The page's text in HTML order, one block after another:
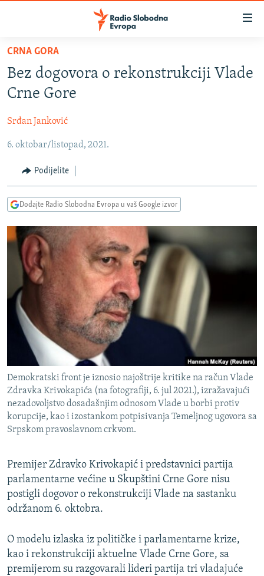
Pređite
glavni
sadržaj
na
navigaciju
Pređite
pretragu
VIJESTI
BOSNA I HERCEGOVINA
KOSOVO
CRNA GORA
VIZUELNO
FOTOGALERIJE
INFOGRAFIKE
PODCASTI
RAT U UKRAJINI
KINA NA BALKANU
RSE PRIČE IZ SVIJETA
ISPRIČAJ MI
DNEVNO@RSE
SPECIJALI RSE
VIŠE OD NASLOVA
GENOCID U SREBRENICI
POPLAVE I KLIZIŠTA U BIH 2024.
TV LIBERTY
POST SCRIPTUM
TRI DECENIJE OD RATA U BIH
SVE KARTE DEJTONA
NASTANAK I RASPAD JUGOSLAVIJE
PRATITE NAS
Sve RFE/RL stranice
CRNA GORA
Bez dogovora o rekonstrukciji Vlade
Crne Gore
Srđan Janković
6. oktobar/listopad, 2021.
Podijelite
Dodajte Radio Slobodna Evropa u vaš Google izvor
Demokratski front je iznosio najoštrije kritike na račun Vlade
Zdravka Krivokapića (na fotografiji, 6. jul 2021.), izražavajući
nezadovoljstvo dosadašnjim odnosom Vlade u borbi protiv
korupcije, kao i izostankom potpisivanja Temeljnog ugovora sa
Srpskom pravoslavnom crkvom.
Premijer Zdravko Krivokapić i predstavnici partija
parlamentarne većine u Skupštini Crne Gore nisu
postigli dogovor o rekonstrukciji Vlade na sastanku
održanom 6. oktobra.
O modelu izlaska iz političke i parlamentarne krize,
kao i rekonstrukciji aktuelne Vlade Crne Gore, sa
premijerom su razgovarali lideri partija tri vladajuće